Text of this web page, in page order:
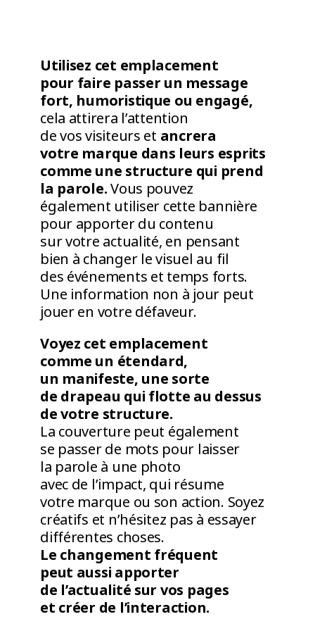
Utilisez cet emplacement
pour faire passer un message
fort, humoristique ou engagé,
cela attirera l’attention
de vos visiteurs et ancrera
votre marque dans leurs esprits
comme une structure qui prend
la parole.Vous pouvez
également utiliser cette bannière
pour apporter du contenu
sur votre actualité, en pensant
bien à changer le visuel au fil
des événements et temps forts.
Une information non à jour peut
jouer en votre défaveur.
Voyez cet emplacement
comme un étendard,
un manifeste, une sorte
de drapeau qui flotte au dessus
de votre structure.
La couverture peut également
se passer de mots pour laisser
la parole à une photo
avec de l’impact, qui résume
votre marque ou son action. Soyez
créatifs et n’hésitez pas à essayer
différentes choses.
Le changement fréquent
peut aussi apporter
de l’actualité sur vos pages
et créer de l’interaction.